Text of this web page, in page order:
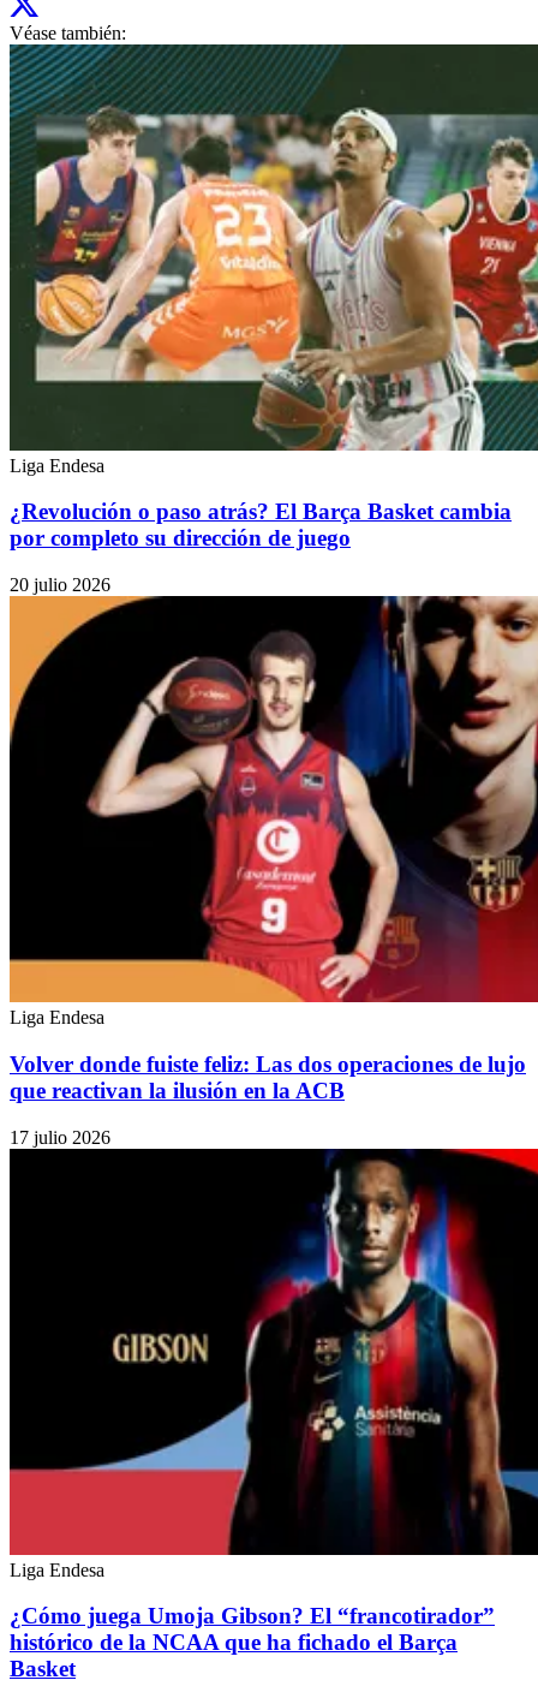
Véase también:
Liga Endesa
¿Revolución o paso atrás? El Barça Basket cambia
por completo su dirección de juego
20 julio 2026
Liga Endesa
Volver donde fuiste feliz: Las dos operaciones de lujo
que reactivan la ilusión en la ACB
17 julio 2026
Liga Endesa
¿Cómo juega Umoja Gibson? El “francotirador”
histórico de la NCAA que ha fichado el Barça
Basket